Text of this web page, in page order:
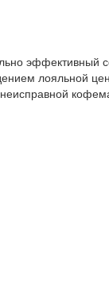
эффективный
лояльной
неисправной